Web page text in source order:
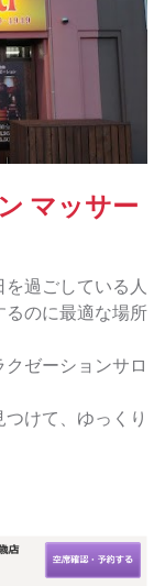
マッサー
過ごしている人
のに最適な場所
ゼーションサロ
けて、ゆっくり